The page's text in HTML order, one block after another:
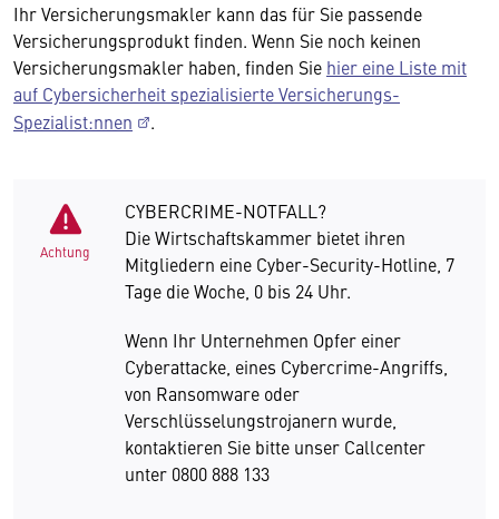
Ihr Versicherungsmakler kann das für Sie passende
Versicherungsprodukt finden. Wenn Sie noch keinen
Versicherungsmakler haben, finden Sie hier eine Liste mit
auf Cybersicherheit spezialisierte Versicherungs-
Spezialist:nnen
.
Achtung
CYBERCRIME-NOTFALL?
Die Wirtschaftskammer bietet ihren
Mitgliedern eine Cyber-Security-Hotline, 7
Tage die Woche, 0 bis 24 Uhr.
Wenn Ihr Unternehmen Opfer einer
Cyberattacke, eines Cybercrime-Angriffs,
von Ransomware oder
Verschlüsselungstrojanern wurde,
kontaktieren Sie bitte unser Callcenter
unter 0800 888 133